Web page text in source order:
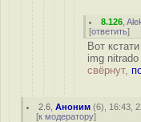
8.126 ,
[ответить]
Вот
img
свёрнут,
2.6 ,Аноним (6), 16:43,
[к модератору]